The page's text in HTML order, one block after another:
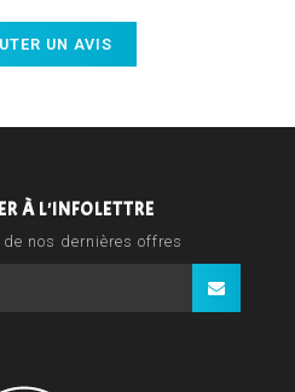
UN AVIS
À L'INFOLETTRE
nos dernières offres